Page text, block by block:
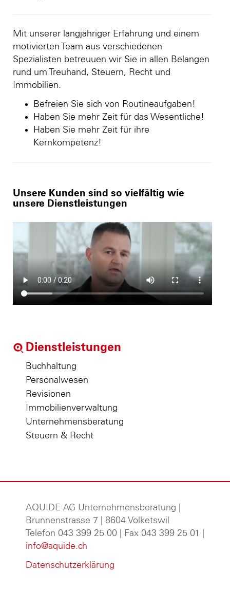
Mit unserer langjähriger Erfahrung und einem
motivierten Team aus verschiedenen
Spezialisten betreuuen wir Sie in allen Belangen
rund um Treuhand, Steuern, Recht und
Immobilien.
Befreien Sie sich von Routineaufgaben!
Haben Sie mehr Zeit für das Wesentliche!
Haben Sie mehr Zeit für ihre
Kernkompetenz!
Unsere Kunden sind so vielfältig wie
unsere Dienstleistungen
Dienstleistungen
Buchhaltung
Personalwesen
Revisionen
Immobilienverwaltung
Unternehmensberatung
Steuern & Recht
AQUIDE AG Unternehmensberatung
Brunnenstrasse 7 | 8604 Volketswil
Telefon 043 399 25 00 | Fax 043 399 25 01 |
info@aquide.ch
Datenschutzerklärung